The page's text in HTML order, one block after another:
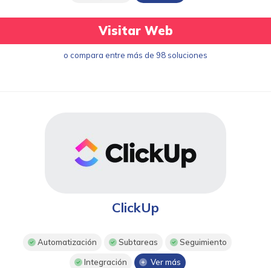
Visitar Web
o compara entre más de 98 soluciones
ClickUp
Automatización Subtareas Seguimiento
Integración Ver más